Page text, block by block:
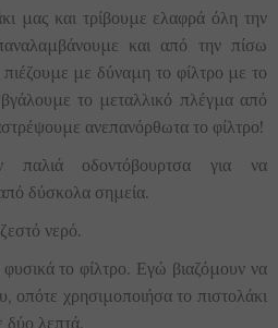
μας και τρίβουμε ελαφρά όλη την
και από την πίσω
με δύναμη το φίλτρο με το
το μεταλλικό πλέγμα από
ανεπανόρθωτα το φίλτρο!
παλιά οδοντόβουρτσα για να
δύσκολα σημεία.
νερό.
το φίλτρο. Εγώ βιαζόμουν να
οπότε χρησιμοποιήσα το πιστολάκι
δύο λεπτά.